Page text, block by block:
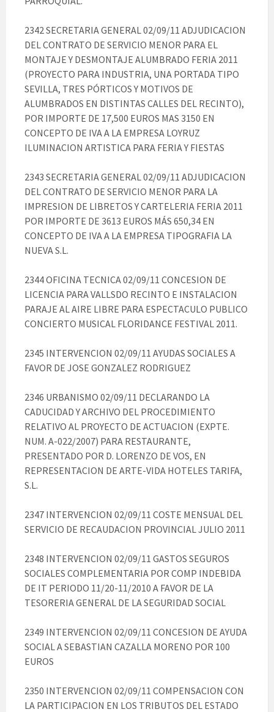
2342 SECRETARIA GENERAL 02/09/11 ADJUDICACION
DEL CONTRATO DE SERVICIO MENOR PARA EL
MONTAJE Y DESMONTAJE ALUMBRADO FERIA 2011
(PROYECTO PARA INDUSTRIA, UNA PORTADA TIPO
SEVILLA, TRES PÓRTICOS Y MOTIVOS DE
ALUMBRADOS EN DISTINTAS CALLES DEL RECINTO),
POR IMPORTE DE 17,500 EUROS MAS 3150 EN
CONCEPTO DE IVA A LA EMPRESA LOYRUZ
ILUMINACION ARTISTICA PARA FERIA Y FIESTAS
2343 SECRETARIA GENERAL 02/09/11 ADJUDICACION
DEL CONTRATO DE SERVICIO MENOR PARA LA
IMPRESION DE LIBRETOS Y CARTELERIA FERIA 2011
POR IMPORTE DE 3613 EUROS MÁS 650,34 EN
CONCEPTO DE IVA A LA EMPRESA TIPOGRAFIA LA
NUEVA S.L.
2344 OFICINA TECNICA 02/09/11 CONCESION DE
LICENCIA PARA VALLSDO RECINTO E INSTALACION
PARAJE AL AIRE LIBRE PARA ESPECTACULO PUBLICO
CONCIERTO MUSICAL FLORIDANCE FESTIVAL 2011.
2345 INTERVENCION 02/09/11 AYUDAS SOCIALES A
FAVOR DE JOSE GONZALEZ RODRIGUEZ
2346 URBANISMO 02/09/11 DECLARANDO LA
CADUCIDAD Y ARCHIVO DEL PROCEDIMIENTO
RELATIVO AL PROYECTO DE ACTUACION (EXPTE.
NUM. A-022/2007) PARA RESTAURANTE,
PRESENTADO POR D. LORENZO DE VOS, EN
REPRESENTACION DE ARTE-VIDA HOTELES TARIFA,
S.L.
2347 INTERVENCION 02/09/11 COSTE MENSUAL DEL
SERVICIO DE RECAUDACION PROVINCIAL JULIO 2011
2348 INTERVENCION 02/09/11 GASTOS SEGUROS
SOCIALES COMPLEMENTARIA POR COMP INDEBIDA
DE IT PERIODO 11/20-11/2010 A FAVOR DE LA
TESORERIA GENERAL DE LA SEGURIDAD SOCIAL
2349 INTERVENCION 02/09/11 CONCESION DE AYUDA
SOCIAL A SEBASTIAN CAZALLA MORENO POR 100
EUROS
2350 INTERVENCION 02/09/11 COMPENSACION CON
LA PARTICIPACION EN LOS TRIBUTOS DEL ESTADO